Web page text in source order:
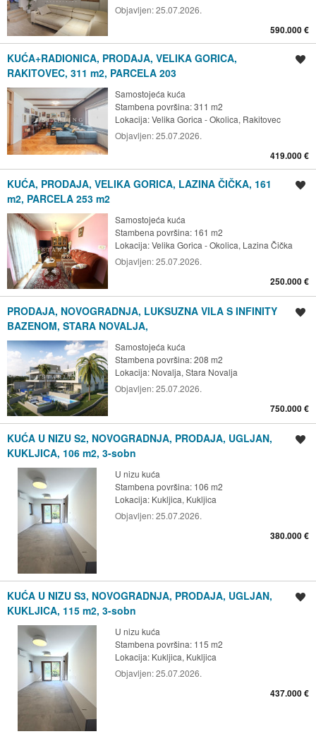
Objavljen:25.07.2026.
590.000 €
KUĆA+RADIONICA, PRODAJA, VELIKA GORICA,
RAKITOVEC, 311 m2, PARCELA 203
Samostojeća kuća
Stambena površina: 311 m2
Lokacija:Velika Gorica - Okolica, Rakitovec
Objavljen:25.07.2026.
419.000 €
KUĆA, PRODAJA, VELIKA GORICA, LAZINA ČIČKA, 161
m2, PARCELA 253 m2
Samostojeća kuća
Stambena površina: 161 m2
Lokacija:Velika Gorica - Okolica, Lazina Čička
Objavljen:25.07.2026.
250.000 €
PRODAJA, NOVOGRADNJA, LUKSUZNA VILA S INFINITY
BAZENOM, STARA NOVALJA,
Samostojeća kuća
Stambena površina: 208 m2
Lokacija: Novalja, Stara Novalja
Objavljen:25.07.2026.
750.000 €
KUĆA U NIZU S2, NOVOGRADNJA, PRODAJA, UGLJAN,
KUKLJICA, 106 m2, 3-sobn
U nizu kuća
Stambena površina: 106 m2
Lokacija: Kukljica, Kukljica
Objavljen:25.07.2026.
380.000 €
KUĆA U NIZU S3, NOVOGRADNJA, PRODAJA, UGLJAN,
KUKLJICA, 115 m2, 3-sobn
U nizu kuća
Stambena površina: 115 m2
Lokacija: Kukljica, Kukljica
Objavljen:25.07.2026.
437.000 €